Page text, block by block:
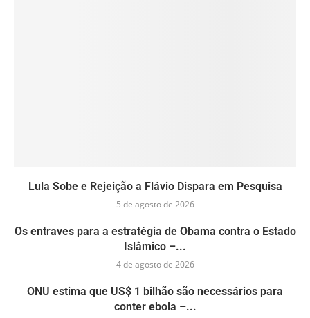
Lula Sobe e Rejeição a Flávio Dispara em Pesquisa
5 de agosto de 2026
Os entraves para a estratégia de Obama contra o Estado
Islâmico –...
4 de agosto de 2026
ONU estima que US$ 1 bilhão são necessários para
conter ebola –...